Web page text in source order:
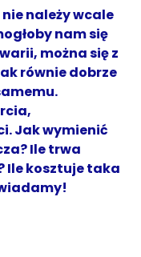
należy wcale
nam się
można się z
równie dobrze
Jak wymienić
Ile trwa
Ile kosztuje taka